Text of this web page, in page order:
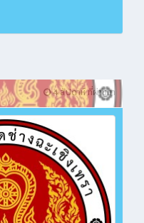
4 สัปดาห์ ที่ผ่านมา